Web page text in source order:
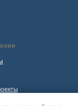
обработки